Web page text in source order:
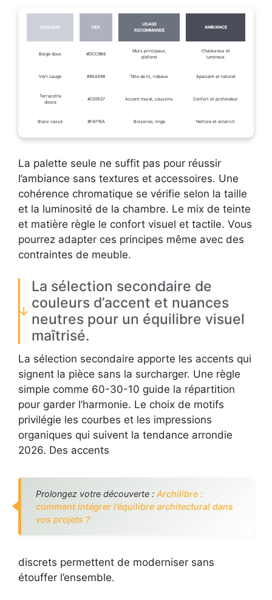
COULEUR HEX
USAGE
RECOMMANDÉ
AMBIANCE
Beige doux #DCC9B6
Murs principaux,
plafond
Chaleureux et
lumineux
Vert sauge #9AAE98 Tête de lit, rideaux Apaisant et naturel
Terracotta
douce
#C07A57 Accent mural, coussins Confort et profondeur
Blanc cassé #F4F1EA Boiseries, linge Nettoie et éclaircit
La palette seule ne suffit pas pour réussir
l’ambiance sans textures et accessoires. Une
cohérence chromatique se vérifie selon la taille
et la luminosité de la chambre. Le mix de teinte
et matière règle le confort visuel et tactile. Vous
pourrez adapter ces principes même avec des
contraintes de meuble.
La sélection secondaire de
couleurs d’accent et nuances
neutres pour un équilibre visuel
maîtrisé.
La sélection secondaire apporte les accents qui
signent la pièce sans la surcharger. Une règle
simple comme 60-30-10 guide la répartition
pour garder l’harmonie. Le choix de motifs
privilégie les courbes et les impressions
organiques qui suivent la tendance arrondie
2026. Des accents
Prolongez votre découverte : Archilibre :
comment intégrer l’équilibre architectural dans
vos projets ?
discrets permettent de moderniser sans
étouffer l’ensemble.